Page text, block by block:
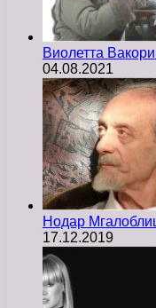
Виолетта
04.08.2021
Нодар
17.12.2019